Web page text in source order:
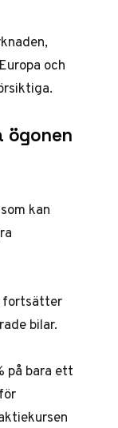
och
ögonen
kan
fortsätter
bilar.
på bara ett